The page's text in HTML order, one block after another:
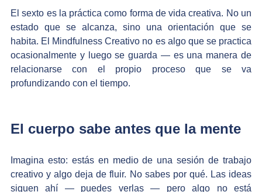
El sexto es la práctica como forma de vida creativa. No un
estado que se alcanza, sino una orientación que se
habita. El Mindfulness Creativo no es algo que se practica
ocasionalmente y luego se guarda — es una manera de
relacionarse con el propio proceso que se va
profundizando con el tiempo.
El cuerpo sabe antes que la mente
Imagina esto: estás en medio de una sesión de trabajo
creativo y algo deja de fluir. No sabes por qué. Las ideas
siguen ahí — puedes verlas — pero algo no está